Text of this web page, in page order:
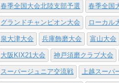
春季全国大会北陸支部予選 春季全国
グランドチャンピオン大会 ローカル
泉大津大会 兵庫飾磨大会 富山大会
大阪KIX21大会 神戸須磨クラブ大会
スーパージュニア交流戦 上越スーパ